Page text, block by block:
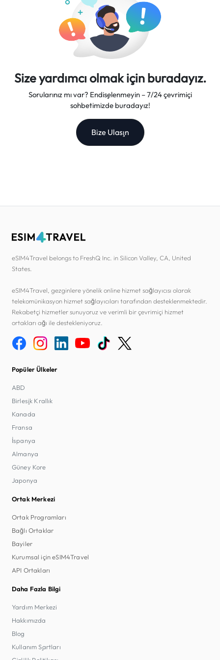
Size yardımcı olmak için buradayız.
Sorularınız mı var? Endişelenmeyin – 7/24 çevrimiçi
sohbetimizde buradayız!
Bize Ulaşın
eSIM4Travel belongs to FreshQ Inc. in Silicon Valley, CA, United
States.
eSIM4Travel, gezginlere yönelik online hizmet sağlayıcısı olarak
telekomünikasyon hizmet sağlayıcıları tarafından desteklenmektedir.
Rekabetçi hizmetler sunuyoruz ve verimli bir çevrimiçi hizmet
ortakları ağı ile destekleniyoruz.
Popüler Ülkeler
ABD
Birleşik Krallık
Kanada
Fransa
İspanya
Almanya
Güney Kore
Japonya
Ortak Merkezi
Ortak Programları
Bağlı Ortaklar
Bayiler
Kurumsal için eSIM4Travel
API Ortakları
Daha Fazla Bilgi
Yardım Merkezi
Hakkımızda
Blog
Kullanım Şartları